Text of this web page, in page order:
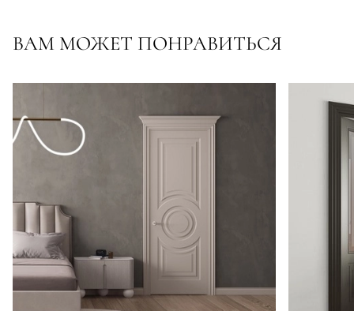
ВАМ МОЖЕТ ПОНРАВИТЬСЯ